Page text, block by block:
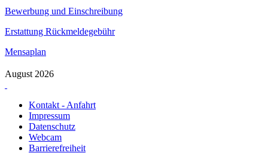
Bewerbung und Einschreibung
Erstattung Rückmeldegebühr
Mensaplan
August 2026
Kontakt - Anfahrt
Impressum
Datenschutz
Webcam
Barrierefreiheit